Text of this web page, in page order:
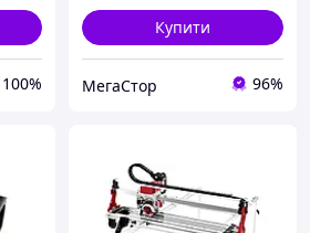
100%
Купити
МегаСтор 96%